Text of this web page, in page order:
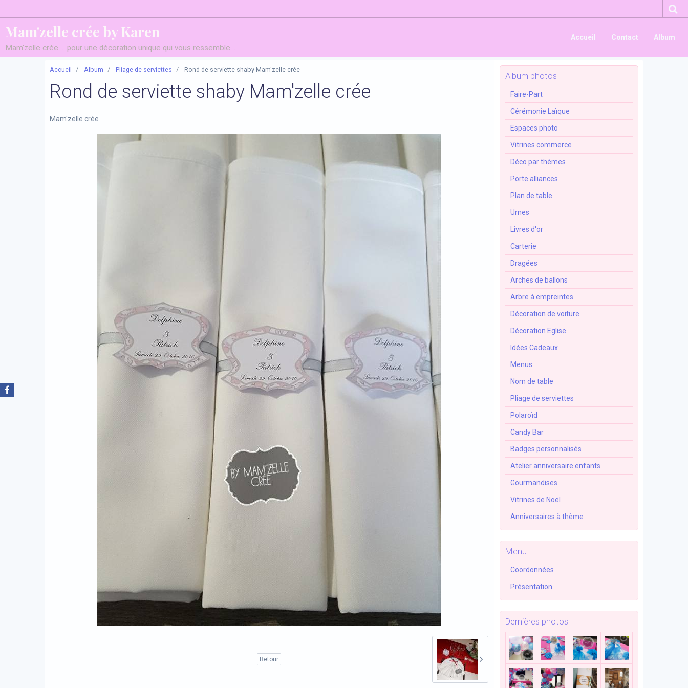
Mam'zelle crée by Karen
Mam'zelle crée ... pour une décoration unique qui vous ressemble ...
Accueil Contact Album
Accueil Album Pliage de serviettes Rond de serviette shaby Mam'zelle crée
Rond de serviette shaby Mam'zelle crée
Mam'zelle crée
Retour
Album photos
Faire-Part
Cérémonie Laïque
Espaces photo
Vitrines commerce
Déco par thèmes
Porte alliances
Plan de table
Urnes
Livres d'or
Carterie
Dragées
Arches de ballons
Arbre à empreintes
Décoration de voiture
Décoration Eglise
Idées Cadeaux
Menus
Nom de table
Pliage de serviettes
Polaroïd
Candy Bar
Badges personnalisés
Atelier anniversaire enfants
Gourmandises
Vitrines de Noël
Anniversaires à thème
Menu
Coordonnées
Présentation
Dernières photos